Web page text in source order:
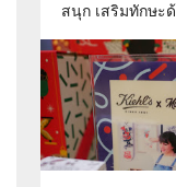
สนุก เสริมทักษะ